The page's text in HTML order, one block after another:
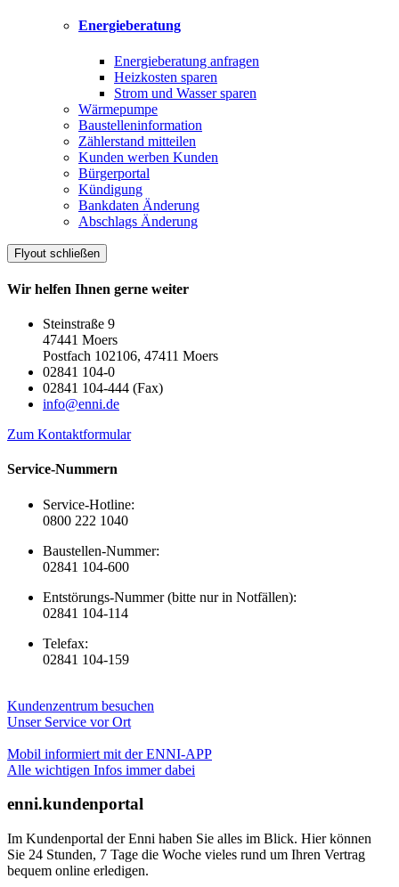
Energieberatung
Energieberatung anfragen
Heizkosten sparen
Strom und Wasser sparen
Wärmepumpe
Baustelleninformation
Zählerstand mitteilen
Kunden werben Kunden
Bürgerportal
Kündigung
Bankdaten Änderung
Abschlags Änderung
Flyout schließen
Wir helfen Ihnen gerne weiter
Steinstraße 9
47441 Moers
Postfach 102106, 47411 Moers
02841 104-0
02841 104-444 (Fax)
info@enni.de
Zum Kontaktformular
Service-Nummern
Service-Hotline:
0800 222 1040
Baustellen-Nummer:
02841 104-600
Entstörungs-Nummer (bitte nur in Notfällen):
02841 104-114
Telefax:
02841 104-159
Kundenzentrum besuchen
Unser Service vor Ort
Mobil informiert mit der ENNI-APP
Alle wichtigen Infos immer dabei
enni.kundenportal
Im Kundenportal der Enni haben Sie alles im Blick. Hier können
Sie 24 Stunden, 7 Tage die Woche vieles rund um Ihren Vertrag
bequem online erledigen.